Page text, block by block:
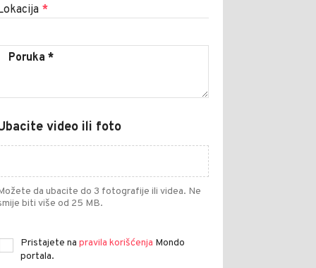
*
video ili foto
da ubacite do 3 fotografije ili videa. Ne
biti više od 25 MB.
Pristajete na pravila korišćenja Mondo
portala.